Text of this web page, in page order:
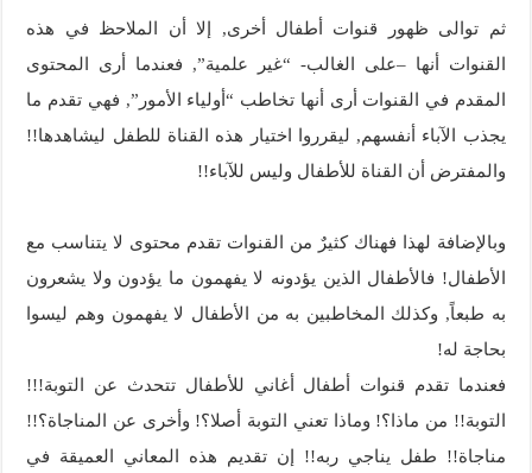
ثم توالى ظهور قنوات أطفال أخرى, إلا أن الملاحظ في هذه
القنوات أنها –على الغالب- “غير علمية”, فعندما أرى المحتوى
المقدم في القنوات أرى أنها تخاطب “أولياء الأمور”, فهي تقدم ما
يجذب الآباء أنفسهم, ليقرروا اختيار هذه القناة للطفل ليشاهدها!!
والمفترض أن القناة للأطفال وليس للآباء!!
وبالإضافة لهذا فهناك كثيرٌ من القنوات تقدم محتوى لا يتناسب مع
الأطفال! فالأطفال الذين يؤدونه لا يفهمون ما يؤدون ولا يشعرون
به طبعاً, وكذلك المخاطبين به من الأطفال لا يفهمون وهم ليسوا
بحاجة له!
فعندما تقدم قنوات أطفال أغاني للأطفال تتحدث عن التوبة!!!
التوبة!! من ماذا؟! وماذا تعني التوبة أصلا؟! وأخرى عن المناجاة؟!!
مناجاة!! طفل يناجي ربه!! إن تقديم هذه المعاني العميقة في